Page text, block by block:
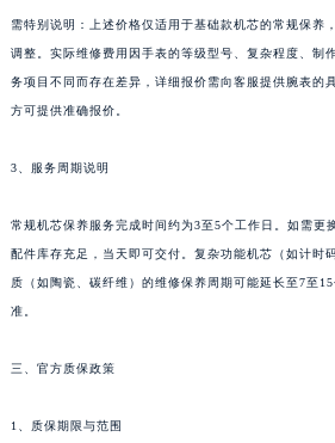
需特别说明：上述价格仅适用于基础款机芯的常规保养
调整。实际维修费用因手表的等级型号、复杂程度、制
务项目不同而存在差异，详细报价需向客服提供腕表的
方可提供准确报价。
3、服务周期说明
常规机芯保养服务完成时间约为3至5个工作日。如需更
配件库存充足，当天即可交付。复杂功能机芯（如计时
质（如陶瓷、碳纤维）的维修保养周期可能延长至7至
准。
三、官方质保政策
1、质保期限与范围